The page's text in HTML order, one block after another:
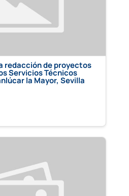
redacción de proyectos
Servicios Técnicos
la Mayor, Sevilla